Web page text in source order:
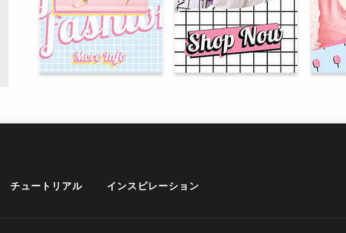
チュートリアル インスピレーション